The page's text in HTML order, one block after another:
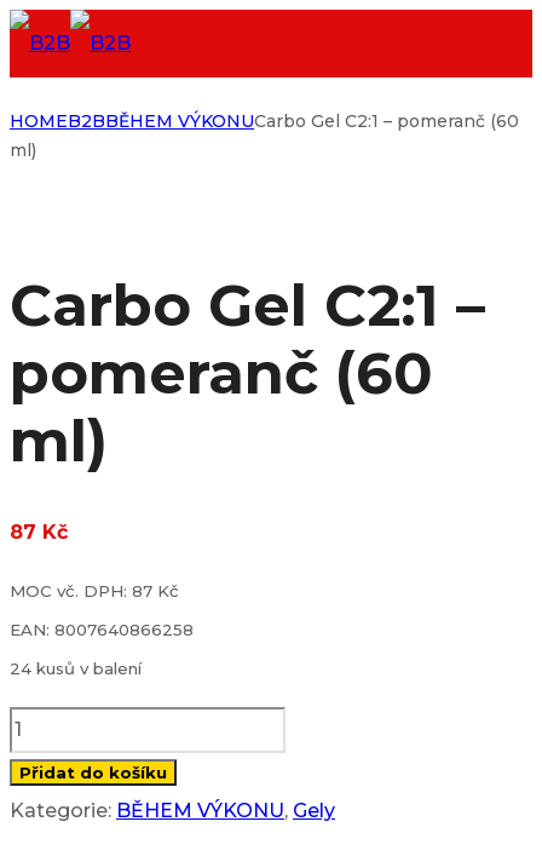
HOMEB2BBĚHEM VÝKONUCarbo Gel C2:1 – pomeranč (60
ml)
Carbo Gel C2:1 –
pomeranč (60
ml)
87 Kč
MOC vč. DPH: 87 Kč
EAN: 8007640866258
24 kusů v balení
Carbo
Gel
C2:1
Přidat do košíku
Kategorie: BĚHEM VÝKONU, Gely